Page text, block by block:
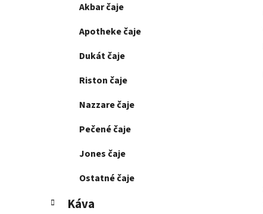
Akbar čaje
Apotheke čaje
Dukát čaje
Riston čaje
Nazzare čaje
Pečené čaje
Jones čaje
Ostatné čaje
Káva